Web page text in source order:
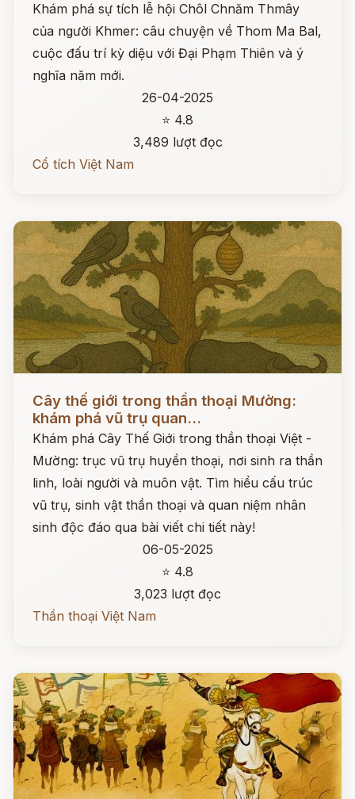
Khám phá sự tích lễ hội Chôl Chnăm Thmây
của người Khmer: câu chuyện về Thom Ma Bal,
cuộc đấu trí kỳ diệu với Đại Phạm Thiên và ý
nghĩa năm mới.
26-04-2025
⭐ 4.8
3,489 lượt đọc
Cổ tích Việt Nam
Cây thế giới trong thần thoại Mường:
khám phá vũ trụ quan...
Khám phá Cây Thế Giới trong thần thoại Việt -
Mường: trục vũ trụ huyền thoại, nơi sinh ra thần
linh, loài người và muôn vật. Tìm hiểu cấu trúc
vũ trụ, sinh vật thần thoại và quan niệm nhân
sinh độc đáo qua bài viết chi tiết này!
06-05-2025
⭐ 4.8
3,023 lượt đọc
Thần thoại Việt Nam